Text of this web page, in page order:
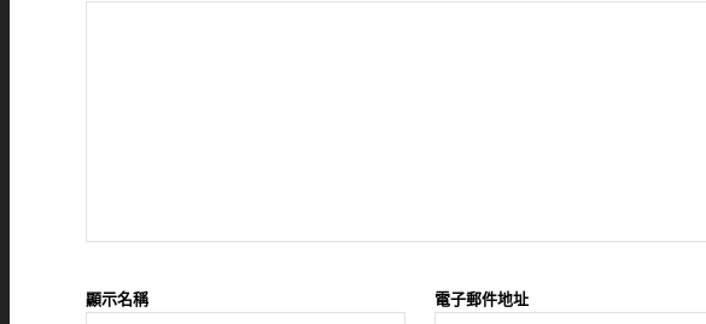
顯示名稱 電子郵件地址